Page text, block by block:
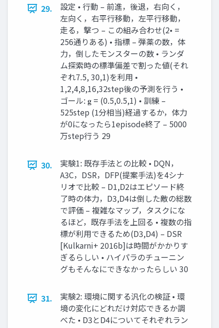
29.
設定 • ⾏動 – 前進，後退，右向く，
左向く，右平⾏移動，左平⾏移動，
⾛る，撃つ – この組み合わせ(2• =
256通りある) • 指標 – 弾薬の数，体
⼒，倒したモンスターの数 • ランダ
ム探索時の標準偏差で割った値(それ
ぞれ7.5, 30,1)を利⽤ •
1,2,4,8,16,32step後の予測を⾏う •
ゴール: 𝐠 = (0.5,0.5,1) • 訓練 –
525step (1分相当)経過するか，体⼒
が0になったら1episode終了 – 5000
万step⾏う 29
30.
実験1: 既存⼿法との⽐較 • DQN，
A3C，DSR，DFP(提案⼿法)を4シナ
リオで⽐較 – D1,D2はエピソード終
了時の体⼒，D3,D4は倒した敵の総数
で評価 – 複雑なマップ，タスクにな
るほど，既存⼿法を上回る • 複数の指
標が利⽤できるため(D3,D4) – DSR
[Kulkarni+ 2016b]は時間がかかりす
ぎるらしい • ハイパラのチューニン
グもそんなにできなかったらしい 30
31.
実験2: 環境に関する汎化の検証 • 環
境の変化にどれだけ対応できるか調
べた • D3とD4についてそれぞれラン